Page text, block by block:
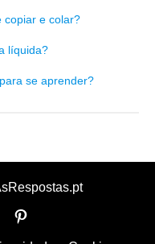
copiar e colar?
líquida?
se aprender?